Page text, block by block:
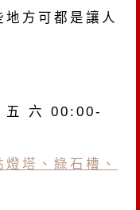
方可都是讓人
五 六 00:00-
塔、綠石槽、